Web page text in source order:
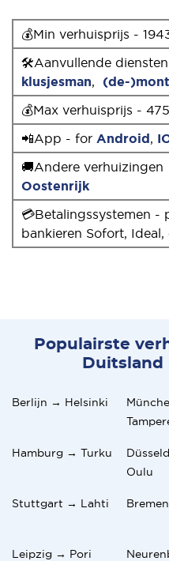
💰Min verhuisprijs -
🛠Aanvullende
klusjesman,
(de-
💰Max verhuisprijs -
📲App - for Android,
🚚Andere
Oostenrijk
💳Betalingssystemen -
bankieren Sofort,
Populairste
Duitsland
Berlijn → Helsinki
Hamburg → Turku
Oulu
Stuttgart → Lahti
Leipzig → Pori